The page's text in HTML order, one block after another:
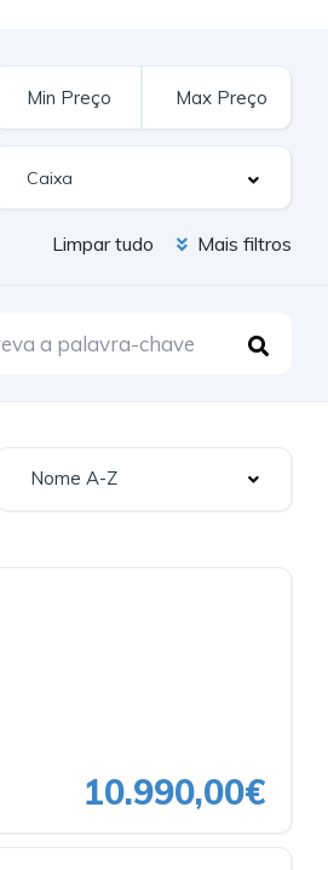
Limpar tudo Mais filtros
Nome A-Z
10.990,00€